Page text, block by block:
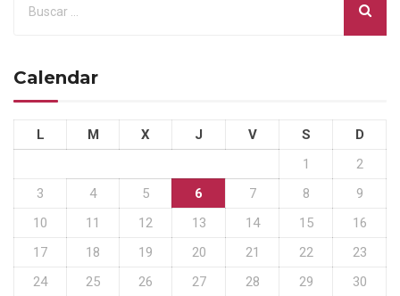
Calendar
L M X J V S
D
1
2
3
4 5 6 7 8
9
10
11 12 13 14 15
16
17
18 19 20 21 22
23
24
25 26 27 28 29
30